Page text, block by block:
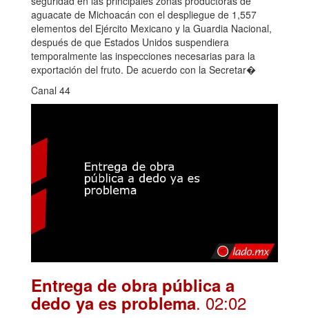
aguacate de Michoacán con el despliegue de 1,557
elementos del Ejército Mexicano y la Guardia Nacional,
después de que Estados Unidos suspendiera
temporalmente las inspecciones necesarias para la
exportación del fruto. De acuerdo con la Secretar�
Canal 44
Entrega de obra pública a
dedo ya es problema. 02:02